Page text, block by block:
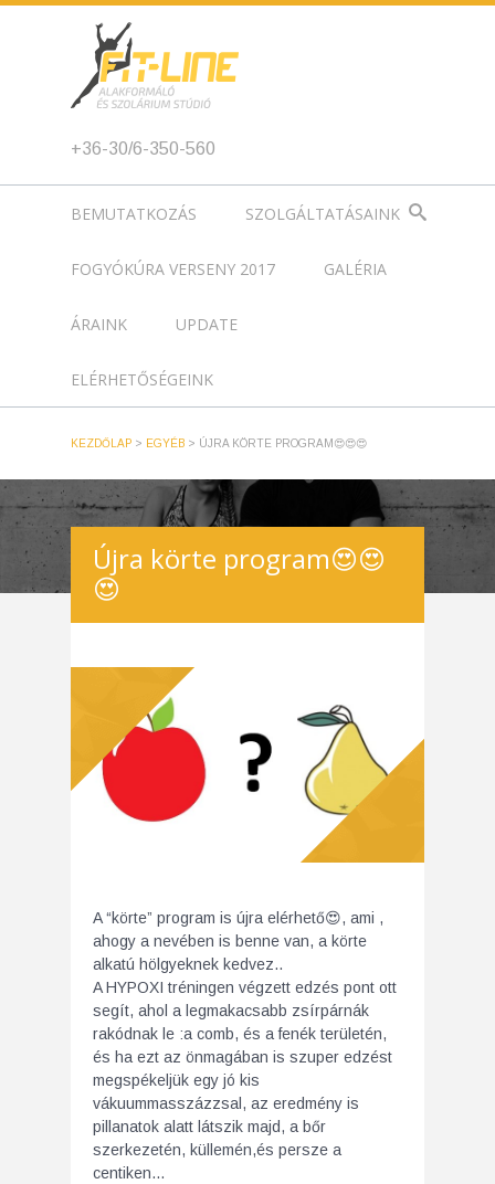
+36-30/6-350-560
BEMUTATKOZÁS SZOLGÁLTATÁSAINK
FOGYÓKÚRA VERSENY 2017 GALÉRIA
ÁRAINK UPDATE
ELÉRHETŐSÉGEINK
KEZDŐLAP > EGYÉB > ÚJRA KÖRTE PROGRAM😍😍😍
Újra körte program😍😍
😍
A “körte” program is újra elérhető😍, ami ,
ahogy a nevében is benne van, a körte
alkatú hölgyeknek kedvez..
A HYPOXI tréningen végzett edzés pont ott
segít, ahol a legmakacsabb zsírpárnák
rakódnak le :a comb, és a fenék területén,
és ha ezt az önmagában is szuper edzést
megspékeljük egy jó kis
vákuummasszázzsal, az eredmény is
pillanatok alatt látszik majd, a bőr
szerkezetén, küllemén,és persze a
centiken…